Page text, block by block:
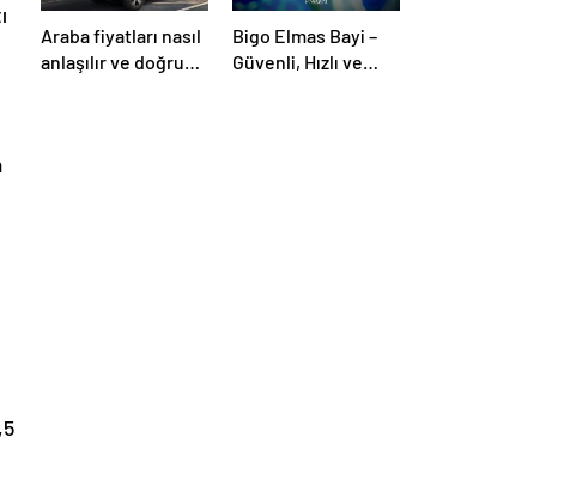
Araba fiyatları nasıl
anlaşılır ve doğru
Bigo Elmas Bayi –
Güvenli, Hızlı ve